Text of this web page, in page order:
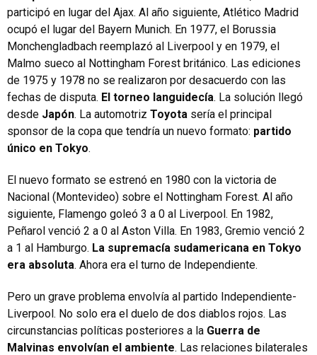
participó en lugar del Ajax. Al año siguiente, Atlético Madrid
ocupó el lugar del Bayern Munich. En 1977, el Borussia
Monchengladbach reemplazó al Liverpool y en 1979, el
Malmo sueco al Nottingham Forest británico. Las ediciones
de 1975 y 1978 no se realizaron por desacuerdo con las
fechas de disputa. El torneo languidecía. La solución llegó
desde Japón. La automotriz Toyota sería el principal
sponsor de la copa que tendría un nuevo formato: partido
único en Tokyo.
El nuevo formato se estrenó en 1980 con la victoria de
Nacional (Montevideo) sobre el Nottingham Forest. Al año
siguiente, Flamengo goleó 3 a 0 al Liverpool. En 1982,
Peñarol venció 2 a 0 al Aston Villa. En 1983, Gremio venció 2
a 1 al Hamburgo. La supremacía sudamericana en Tokyo
era absoluta. Ahora era el turno de Independiente.
Pero un grave problema envolvía al partido Independiente-
Liverpool. No solo era el duelo de dos diablos rojos. Las
circunstancias políticas posteriores a la Guerra de
Malvinas envolvían el ambiente. Las relaciones bilaterales